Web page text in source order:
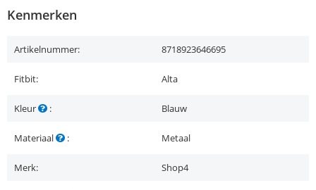
Kenmerken
Artikelnummer: 8718923646695
Fitbit: Alta
Kleur : Blauw
Materiaal : Metaal
Merk: Shop4